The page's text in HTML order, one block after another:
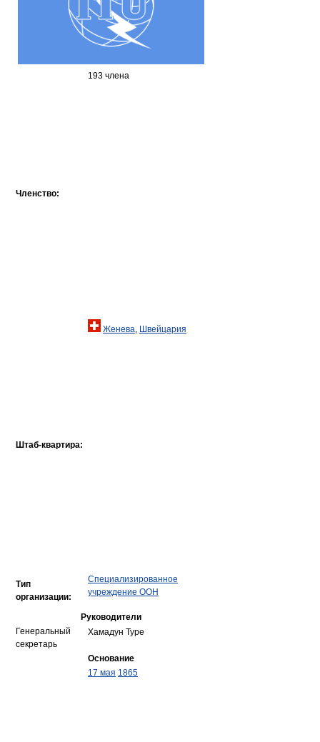
Членство:
193 члена
Штаб-квартира:
Женева, Швейцария
Тип
организации:
Специализированное
учреждение ООН
Руководители
Генеральный
секретарь
Хамадун Туре
Основание
17 мая 1865